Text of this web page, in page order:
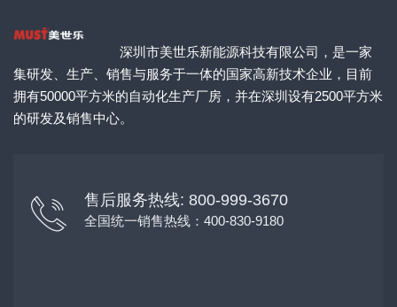
深圳市美世乐新能源科技有限公司，是一家
集研发、生产、销售与服务于一体的国家高新技术企业，目前
拥有50000平方米的自动化生产厂房，并在深圳设有2500平方米
的研发及销售中心。
售后服务热线: 800-999-3670
全国统一销售热线：400-830-9180